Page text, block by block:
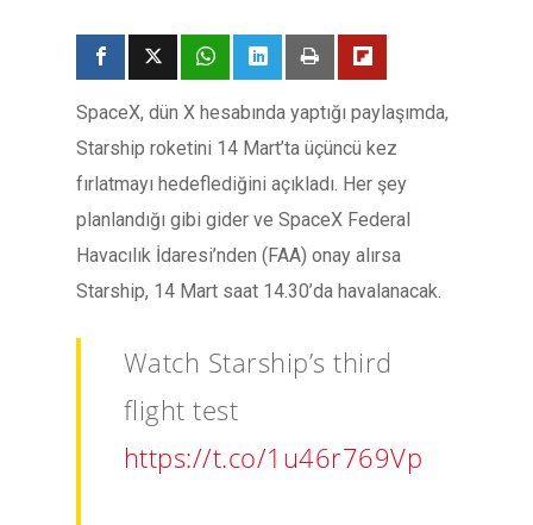
SpaceX, dün X hesabında yaptığı paylaşımda,
Starship roketini 14 Mart’ta üçüncü kez
fırlatmayı hedeflediğini açıkladı. Her şey
planlandığı gibi gider ve SpaceX Federal
Havacılık İdaresi’nden (FAA) onay alırsa
Starship, 14 Mart saat 14.30’da havalanacak.
Watch Starship’s third
flight test
https://t.co/1u46r769Vp